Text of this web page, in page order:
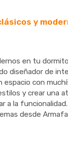
y
en tu
diseñador de
con
y crear una
a la
desde